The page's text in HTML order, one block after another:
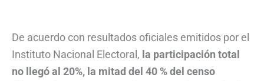
De acuerdo con resultados oficiales emitidos por el
Instituto Nacional Electoral, la participación total
no llegó al 20%, la mitad del 40 % del censo